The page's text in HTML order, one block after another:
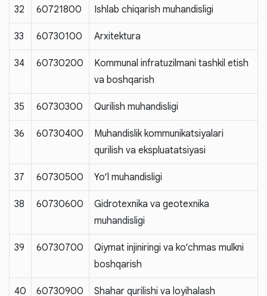
32 60721800 Ishlab chiqarish muhandisligi
33 60730100 Arxitektura
34 60730200
Kommunal infratuzilmani tashkil etish
va boshqarish
35 60730300 Qurilish muhandisligi
36 60730400
Muhandislik kommunikatsiyalari
qurilish va ekspluatatsiyasi
37 60730500 Yo‘l muhandisligi
38 60730600
Gidrotexnika va geotexnika
muhandisligi
39 60730700
Qiymat injiniringi va ko‘chmas mulkni
boshqarish
40 60730900 Shahar qurilishi va loyihalash